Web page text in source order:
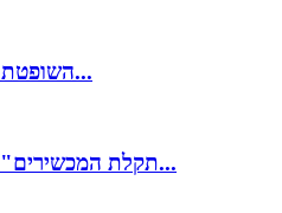
השופטת זעמה: למה עוצרים שוב ושוב את פעיל המחאה שמקריא שמות...
"תקלת המכשירים" המסתורית במטוס בניו זילנד: "אנשים עפו, עצמות נשברו, דם...